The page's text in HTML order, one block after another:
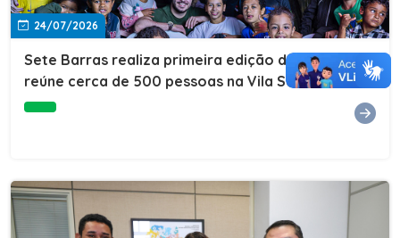
24/07/2026
Sete Barras realiza primeira edição do Cuidar+ e
reúne cerca de 500 pessoas na Vila São João